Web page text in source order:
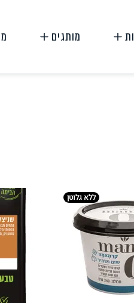
מותגים
תחליפי ביצה
מאפים גלידות טבעוניות
ללא גלוטן